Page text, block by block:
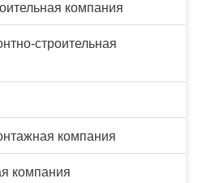
компания
строительная
компания
компания